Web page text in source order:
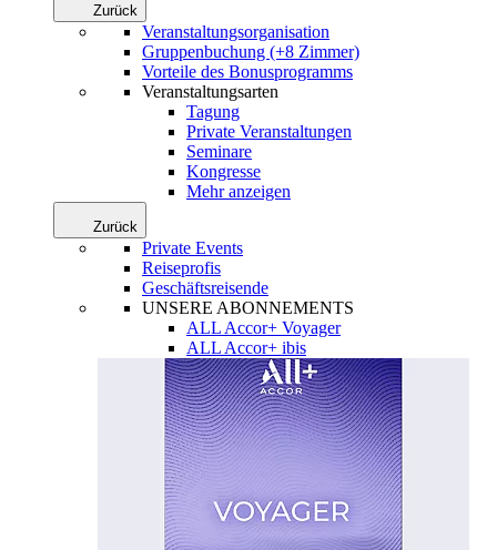
Zurück
Veranstaltungsorganisation
Gruppenbuchung (+8 Zimmer)
Vorteile des Bonusprogramms
Veranstaltungsarten
Tagung
Private Veranstaltungen
Seminare
Kongresse
Mehr anzeigen
Zurück
Private Events
Reiseprofis
Geschäftsreisende
UNSERE ABONNEMENTS
ALL Accor+ Voyager
ALL Accor+ ibis